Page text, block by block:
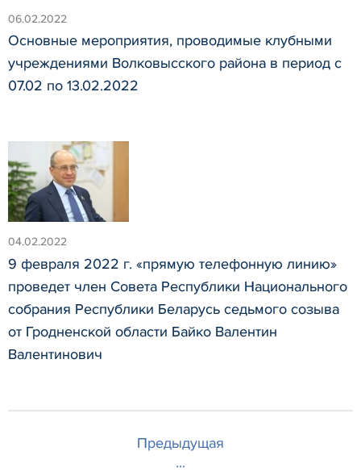
06.02.2022
Основные мероприятия, проводимые клубными
учреждениями Волковысского района в период с
07.02 по 13.02.2022
04.02.2022
9 февраля 2022 г. «прямую телефонную линию»
проведет член Совета Республики Национального
собрания Республики Беларусь седьмого созыва
от Гродненской области Байко Валентин
Валентинович
Предыдущая
...